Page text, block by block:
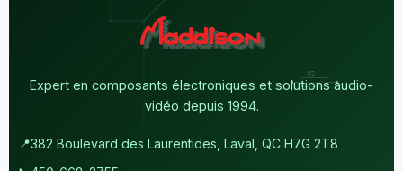
Expert en composants électroniques et solutions audio-
vidéo depuis 1994.
📍382 Boulevard des Laurentides, Laval, QC H7G 2T8